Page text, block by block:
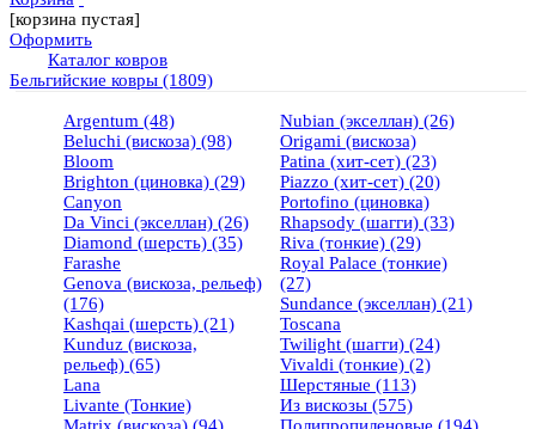
[корзина пустая]
Оформить
Каталог ковров
Бельгийские ковры (1809)
Argentum (48)
Beluchi (вискоза) (98)
Bloom
Brighton (циновка) (29)
Canyon
Da Vinci (экселлан) (26)
Diamond (шерсть) (35)
Farashe
Genova (вискоза, рельеф)
(176)
Kashqai (шерсть) (21)
Kunduz (вискоза,
рельеф) (65)
Lana
Livante (Тонкие)
Nubian (экселлан) (26)
Origami (вискоза)
Patina (хит-сет) (23)
Piazzo (хит-сет) (20)
Portofino (циновка)
Rhapsody (шагги) (33)
Riva (тонкие) (29)
Royal Palace (тонкие)
(27)
Sundance (экселлан) (21)
Toscana
Twilight (шагги) (24)
Vivaldi (тонкие) (2)
Шерстяные (113)
Из вискозы (575)